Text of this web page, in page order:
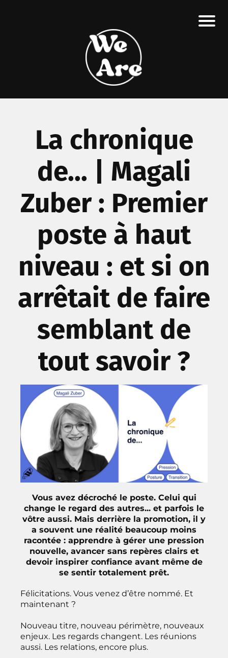
La chronique
de... | Magali
Zuber : Premier
poste à haut
niveau : et si on
arrêtait de faire
semblant de
tout savoir ?
Vous avez décroché le poste. Celui qui
change le regard des autres... et parfois le
vôtre aussi. Mais derrière la promotion, il y
a souvent une réalité beaucoup moins
racontée : apprendre à gérer une pression
nouvelle, avancer sans repères clairs et
devoir inspirer confiance avant même de
se sentir totalement prêt.
Félicitations. Vous venez d’être nommé. Et
maintenant ?
Nouveau titre, nouveau périmètre, nouveaux
enjeux. Les regards changent. Les réunions
aussi. Les relations, encore plus.